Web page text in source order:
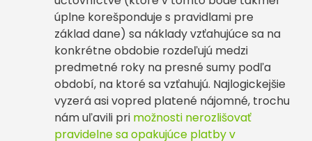
úplne korešponduje s pravidlami pre
základ dane) sa náklady vzťahujúce sa na
konkrétne obdobie rozdeľujú medzi
predmetné roky na presné sumy podľa
období, na ktoré sa vzťahujú. Najlogickejšie
vyzerá asi vopred platené nájomné, trochu
nám uľavili pri možnosti nerozlišovať
pravidelne sa opakujúce platby v